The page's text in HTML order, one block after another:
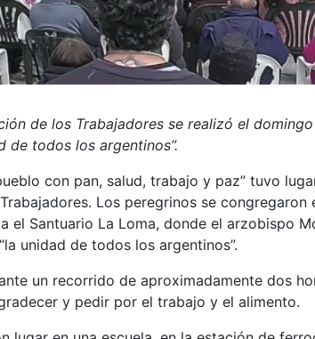
de los Trabajadores se realizó el
de todos los argentinos”.
con pan, salud, trabajo y paz” tuvo
Los peregrinos se congregaron
el Santuario La Loma, donde el arzobispo
unidad de todos los argentinos”.
un recorrido de aproximadamente dos
y pedir por el trabajo y el alimento.